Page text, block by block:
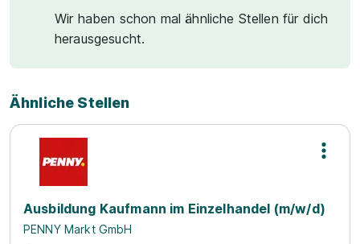
Wir haben schon mal ähnliche Stellen für dich
herausgesucht.
Ähnliche Stellen
Ausbildung Kaufmann im Einzelhandel (m/w/d)
PENNY Markt GmbH